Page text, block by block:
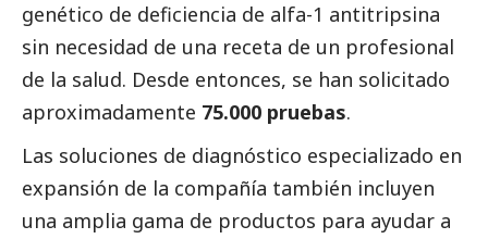
genético de deficiencia de alfa-1 antitripsina
sin necesidad de una receta de un profesional
de la salud. Desde entonces, se han solicitado
aproximadamente 75.000 pruebas.
Las soluciones de diagnóstico especializado en
expansión de la compañía también incluyen
una amplia gama de productos para ayudar a